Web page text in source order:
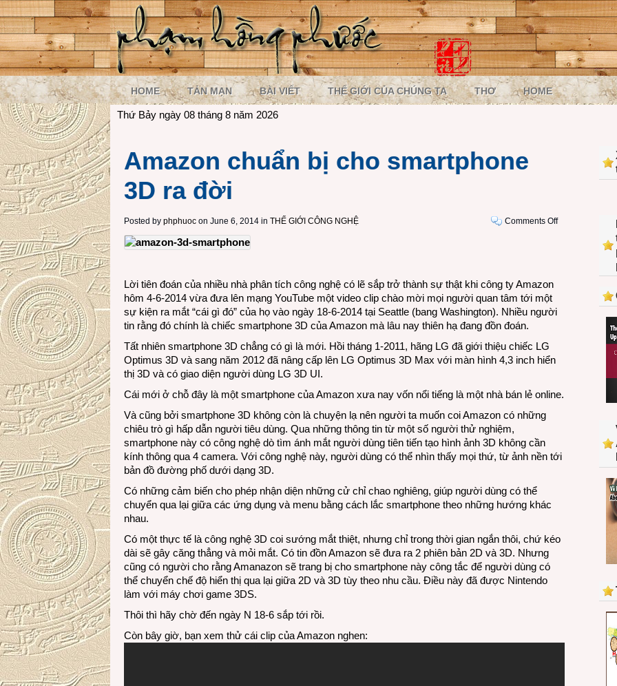
HOME TẢN MẠN BÀI VIẾT THẾ GIỚI CỦA CHÚNG TA THƠ HOME
Thứ Bảy ngày 08 tháng 8 năm 2026
Amazon chuẩn bị cho smartphone
3D ra đời
Posted by phphuoc on June 6, 2014 in THẾ GIỚI CÔNG NGHỆ Comments Offon
Lời tiên đoán của nhiều nhà phân tích công nghệ có lẽ sắp trở thành sự thật khi công ty Amazon
hôm 4-6-2014 vừa đưa lên mạng YouTube một video clip chào mời mọi người quan tâm tới một
sự kiện ra mắt “cái gì đó” của họ vào ngày 18-6-2014 tại Seattle (bang Washington). Nhiều người
tin rằng đó chính là chiếc smartphone 3D của Amazon mà lâu nay thiên hạ đang đồn đoán.
Tất nhiên smartphone 3D chẳng có gì là mới. Hồi tháng 1-2011, hãng LG đã giới thiệu chiếc LG
Optimus 3D và sang năm 2012 đã nâng cấp lên LG Optimus 3D Max với màn hình 4,3 inch hiển
thị 3D và có giao diện người dùng LG 3D UI.
Cái mới ở chỗ đây là một smartphone của Amazon xưa nay vốn nổi tiếng là một nhà bán lẻ online.
Và cũng bởi smartphone 3D không còn là chuyện lạ nên người ta muốn coi Amazon có những
chiêu trò gì hấp dẫn người tiêu dùng. Qua những thông tin từ một số người thử nghiệm,
smartphone này có công nghệ dò tìm ánh mắt người dùng tiên tiến tạo hình ảnh 3D không cần
kính thông qua 4 camera. Với công nghệ này, người dùng có thể nhìn thấy mọi thứ, từ ảnh nền tới
bản đồ đường phố dưới dạng 3D.
Có những cảm biến cho phép nhận diện những cử chỉ chao nghiêng, giúp người dùng có thể
chuyển qua lại giữa các ứng dụng và menu bằng cách lắc smartphone theo những hướng khác
nhau.
Có một thực tế là công nghệ 3D coi sướng mắt thiệt, nhưng chỉ trong thời gian ngắn thôi, chứ kéo
dài sẽ gây căng thẳng và mỏi mắt. Có tin đồn Amazon sẽ đưa ra 2 phiên bản 2D và 3D. Nhưng
cũng có người cho rằng Amanazon sẽ trang bị cho smartphone này công tắc để người dùng có
thể chuyển chế độ hiển thị qua lại giữa 2D và 3D tùy theo nhu cầu. Điều này đã được Nintendo
làm với máy chơi game 3DS.
Thôi thì hãy chờ đến ngày N 18-6 sắp tới rồi.
Còn bây giờ, bạn xem thử cái clip của Amazon nghen: